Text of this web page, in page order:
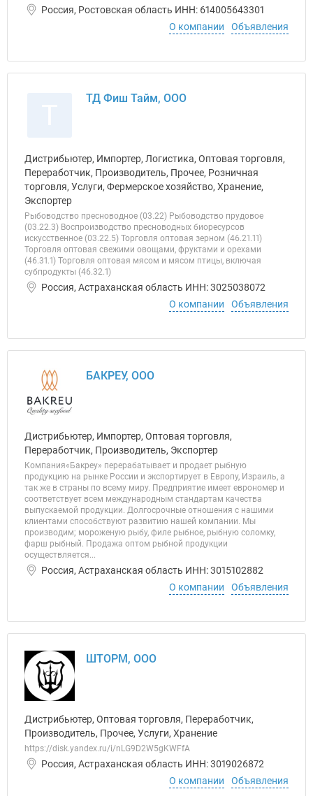
Россия, Ростовская область ИНН: 614005643301
О компании
Объявления
ТД Фиш Тайм, ООО
Дистрибьютер, Импортер, Логистика, Оптовая торговля,
Переработчик, Производитель, Прочее, Розничная
торговля, Услуги, Фермерское хозяйство, Хранение,
Экспортер
Рыбоводство пресноводное (03.22) Рыбоводство прудовое
(03.22.3) Воспроизводство пресноводных биоресурсов
искусственное (03.22.5) Торговля оптовая зерном (46.21.11)
Торговля оптовая свежими овощами, фруктами и орехами
(46.31.1) Торговля оптовая мясом и мясом птицы, включая
субпродукты (46.32.1)
Россия, Астраханская область ИНН: 3025038072
О компании
Объявления
БАКРЕУ, ООО
Дистрибьютер, Импортер, Оптовая торговля,
Переработчик, Производитель, Экспортер
Компания«Бакреу» перерабатывает и продает рыбную
продукцию на рынке России и экспортирует в Европу, Израиль, а
так же в страны по всему миру. Предприятие имеет еврономер и
соответствует всем международным стандартам качества
выпускаемой продукции. Долгосрочные отношения с нашими
клиентами способствуют развитию нашей компании. Мы
производим; мороженую рыбу, филе рыбное, рыбную соломку,
фарш рыбный. Продажа оптом рыбной продукции
осуществляется...
Россия, Астраханская область ИНН: 3015102882
О компании
Объявления
ШТОРМ, ООО
Дистрибьютер, Оптовая торговля, Переработчик,
Производитель, Прочее, Услуги, Хранение
https://disk.yandex.ru/i/nLG9D2W5gKWFfA
Россия, Астраханская область ИНН: 3019026872
О компании
Объявления